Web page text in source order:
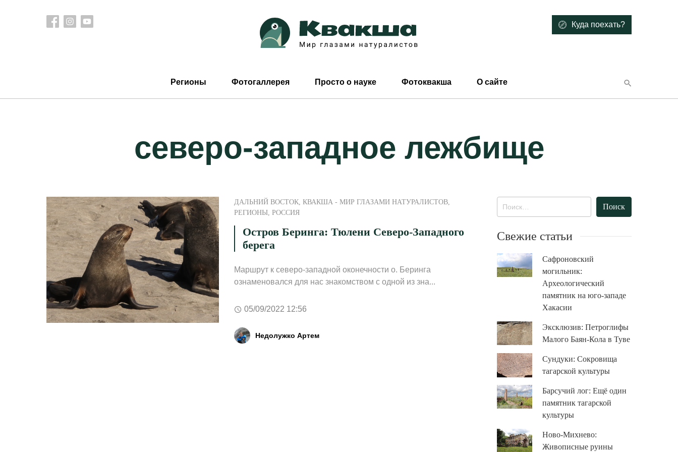
Куда поехать?
Регионы Фотогаллерея Просто о науке Фотоквакша О сайте
северо-западное лежбище
ДАЛЬНИЙ ВОСТОК, КВАКША - МИР ГЛАЗАМИ НАТУРАЛИСТОВ,
РЕГИОНЫ, РОССИЯ
Остров Беринга: Тюлени Северо-Западного
берега
Маршрут к северо-западной оконечности о. Беринга
ознаменовался для нас знакомством с одной из зна...
05/09/2022 12:56
Недолужко Артем
Свежие статьи
Сафроновский
могильник:
Археологический
памятник на юго-западе
Хакасии
Эксклюзив: Петроглифы
Малого Баян-Кола в Туве
Сундуки: Сокровища
тагарской культуры
Барсучий лог: Ещё один
памятник тагарской
культуры
Ново-Михнево:
Живописные руины